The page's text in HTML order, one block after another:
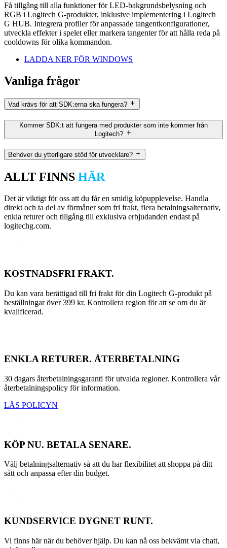
Få tillgång till alla funktioner för LED-bakgrundsbelysning och
RGB i Logitech G-produkter, inklusive implementering i Logitech
G HUB. Integrera profiler för anpassade tangentkonfigurationer,
utveckla effekter i spelet eller markera tangenter för att hålla reda på
cooldowns för olika kommandon.
LADDA NER FÖR WINDOWS
Vanliga frågor
Vad krävs för att SDK:erna ska fungera?
Kommer SDK:t att fungera med produkter som inte kommer från
Logitech?
Behöver du ytterligare stöd för utvecklare?
ALLT FINNS HÄR
Det är viktigt för oss att du får en smidig köpupplevelse. Handla
direkt och ta del av förmåner som fri frakt, flera betalningsalternativ,
enkla returer och tillgång till exklusiva erbjudanden endast på
logitechg.com.
KOSTNADSFRI FRAKT.
Du kan vara berättigad till fri frakt för din Logitech G-produkt på
beställningar över 399 kr. Kontrollera region för att se om du är
kvalificerad.
ENKLA RETURER. ÅTERBETALNING
30 dagars återbetalningsgaranti för utvalda regioner. Kontrollera vår
återbetalningspolicy för information.
LÄS POLICYN
KÖP NU. BETALA SENARE.
Välj betalningsalternativ så att du har flexibilitet att shoppa på ditt
sätt och anpassa efter din budget.
KUNDSERVICE DYGNET RUNT.
Vi finns här när du behöver hjälp. Du kan nå oss bekvämt via chatt,